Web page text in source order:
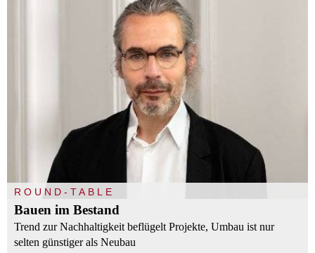
ROUND-TABLE
Bauen im Bestand
Trend zur Nachhaltigkeit beflügelt Projekte, Umbau ist nur
selten günstiger als Neubau